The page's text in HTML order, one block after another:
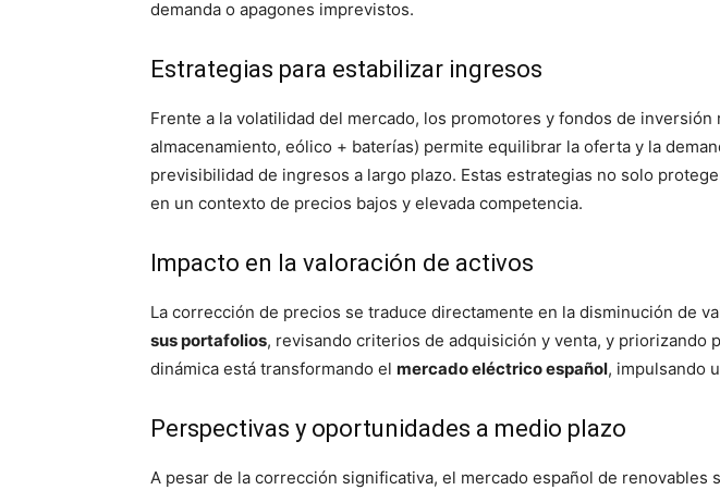
demanda o apagones imprevistos.
Estrategias para estabilizar ingresos
Frente a la volatilidad del mercado, los promotores y fondos de
almacenamiento, eólico + baterías) permite equilibrar la oferta y la
previsibilidad de ingresos a largo plazo. Estas estrategias no solo
en un contexto de precios bajos y elevada competencia.
Impacto en la valoración de activos
La corrección de precios se traduce directamente en la disminución de
sus portafolios, revisando criterios de adquisición y venta, y priorizando
dinámica está transformando el mercado eléctrico español, impulsando
Perspectivas y oportunidades a medio plazo
A pesar de la corrección significativa, el mercado español de renovables